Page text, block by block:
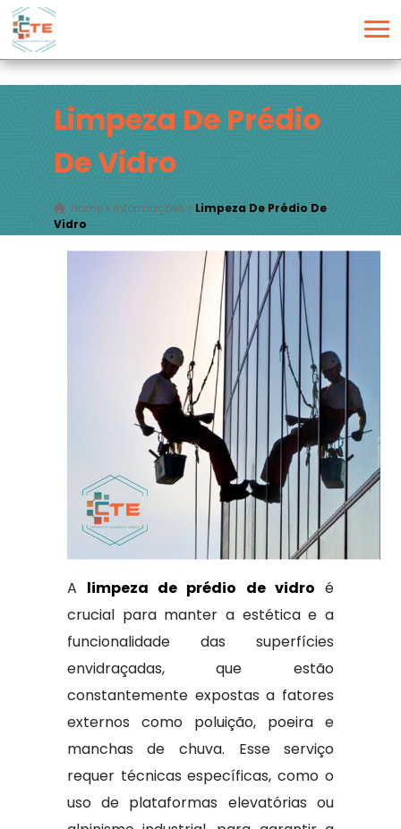
Limpeza De Prédio
De Vidro
Home» Informações » Limpeza De Prédio De
Vidro
A limpeza de prédio de vidro é
crucial para manter a estética e a
funcionalidade das superfícies
envidraçadas, que estão
constantemente expostas a fatores
externos como poluição, poeira e
manchas de chuva. Esse serviço
requer técnicas específicas, como o
uso de plataformas elevatórias ou